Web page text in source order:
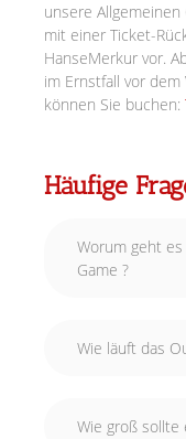
unsere
mit einer Ticket-
HanseMerkur vor.
im Ernstfall vor
können Sie buchen:
Häufige
Worum geht
Game ?
Wie läuft das
Wie groß sollte